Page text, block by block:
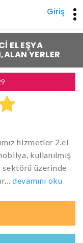
Giriş
Next
EL EŞYA
YERLER
hizmetler 2.el
kullanılmış
sektörü üzerinde
devamını oku